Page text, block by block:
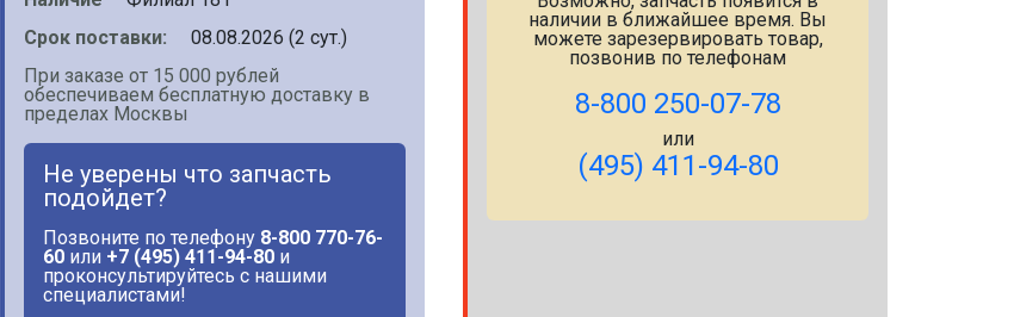
Срок поставки:
08.08.2026 (2 сут.)
При заказе от 15 000 рублей
обеспечиваем бесплатную доставку в
пределах Москвы
Не уверены что запчасть
подойдет?
Позвоните по телефону 8-800 770-76-
60 или +7 (495) 411-94-80 и
проконсультируйтесь с нашими
специалистами!
наличии в ближайшее время. Вы
можете зарезервировать товар,
позвонив по телефонам
8-800 250-07-78
или
(495) 411-94-80